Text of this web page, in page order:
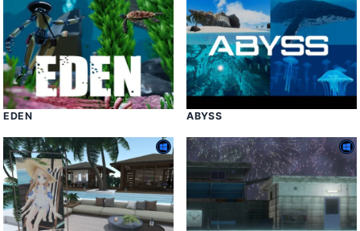
EDEN ABYSS